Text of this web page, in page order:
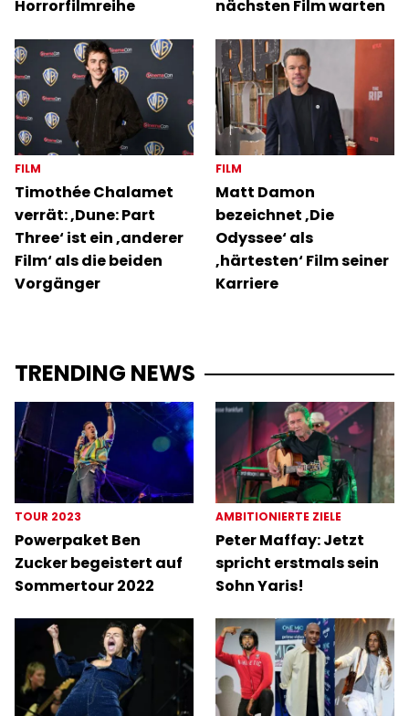
Horrorfilmreihe
nächsten Film warten
FILM
Timothée Chalamet
verrät: ‚Dune: Part
Three‘ ist ein ‚anderer
Film‘ als die beiden
Vorgänger
FILM
Matt Damon
bezeichnet ‚Die
Odyssee‘ als
‚härtesten‘ Film seiner
Karriere
TRENDING NEWS
TOUR 2023
Powerpaket Ben
Zucker begeistert auf
Sommertour 2022
AMBITIONIERTE ZIELE
Peter Maffay: Jetzt
spricht erstmals sein
Sohn Yaris!